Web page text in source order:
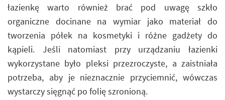
łazienkę warto również brać pod uwagę szkło
organiczne docinane na wymiar jako materiał do
tworzenia półek na kosmetyki i różne gadżety do
kąpieli. Jeśli natomiast przy urządzaniu łazienki
wykorzystane było pleksi przezroczyste, a zaistniała
potrzeba, aby je nieznacznie przyciemnić, wówczas
wystarczy sięgnąć po folię szronioną.